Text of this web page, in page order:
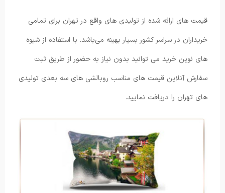
قیمت های ارائه شده از تولیدی های واقع در تهران برای تمامی
خریداران در سراسر کشور بسیار بهینه می‌باشد. با استفاده از شیوه
های نوین خرید می توانید بدون نیاز به حضور از طریق ثبت
سفارش آنلاین قیمت های مناسب روبالشی های سه بعدی تولیدی
های تهران را دریافت نمایید.